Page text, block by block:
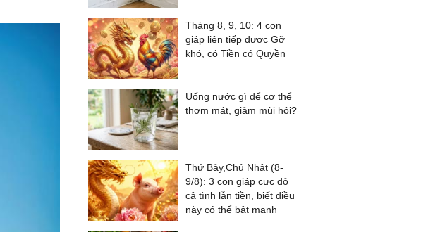
Tháng 8, 9, 10: 4 con
giáp liên tiếp được Gỡ
khó, có Tiền có Quyền
Uống nước gì để cơ thể
thơm mát, giảm mùi hôi?
Thứ Bảy,Chủ Nhật (8-
9/8): 3 con giáp cực đỏ
cả tình lẫn tiền, biết điều
này có thể bật mạnh